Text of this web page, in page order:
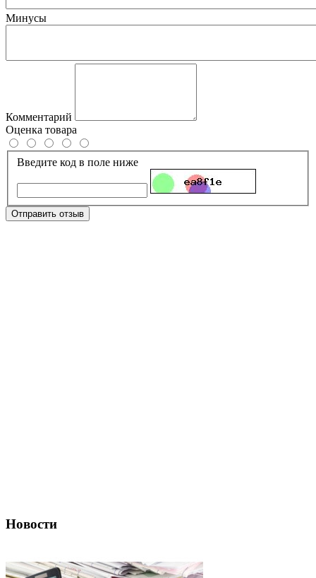
Минусы
Комментарий
Оценка товара
Введите код в поле ниже
Отправить отзыв
Новости